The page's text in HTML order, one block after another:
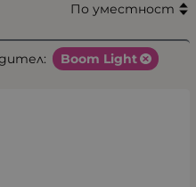
По уместност
Boom Light